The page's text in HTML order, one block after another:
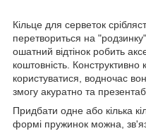
Кільце для серветок
перетвориться на
ошатний відтінок робить
коштовність.
користуватися, водночас
змогу акуратно та
Придбати одне або кілька
формі пружинок можна,